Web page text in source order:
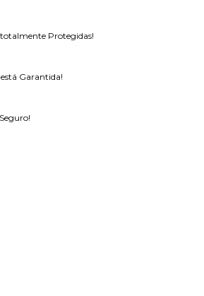
Protegidas!
Garantida!